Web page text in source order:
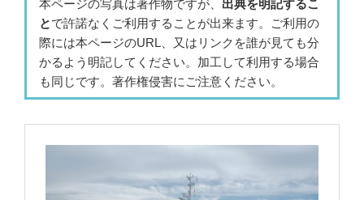
本ページの写真は著作物ですが、 出典を明記するこ
とで許諾なくご利用することが出来ます。ご利用の
際には本ページのURL、又はリンクを誰が見ても分
かるよう明記してください。加工して利用する場合
も同じです。著作権侵害にご注意ください。